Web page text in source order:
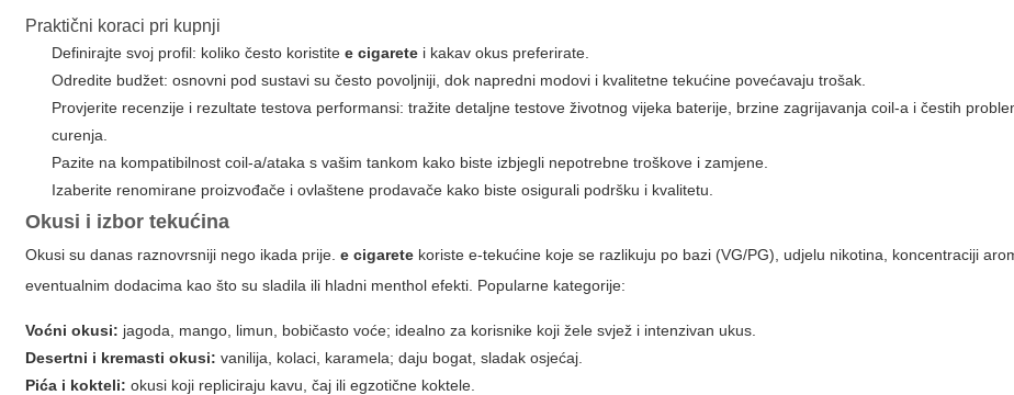
Praktični koraci pri kupnji
Definirajte svoj profil: koliko često koristitee cigarete i kakav okus preferirate.
Odredite budžet: osnovni pod sustavi su često povoljniji, dok napredni modovi i kvalitetne tekućine povećavaju trošak.
Provjerite recenzije i rezultate testova performansi: tražite detaljne testove životnog vijeka baterije, brzine zagrijavanja coil-a i čestih
curenja.
Pazite na kompatibilnost coil-a/ataka s vašim tankom kako biste izbjegli nepotrebne troškove i zamjene.
Izaberite renomirane proizvođače i ovlaštene prodavače kako biste osigurali podršku i kvalitetu.
Okusi i izbor tekućina
Okusi su danas raznovrsniji nego ikada prije.e cigarete koriste e-tekućine koje se razlikuju po bazi (VG/PG), udjelu nikotina, koncentraciji
eventualnim dodacima kao što su sladila ili hladni menthol efekti. Popularne kategorije:
Voćni okusi: jagoda, mango, limun, bobičasto voće; idealno za korisnike koji žele svjež i intenzivan ukus.
Desertni i kremasti okusi: vanilija, kolaci, karamela; daju bogat, sladak osjećaj.
Pića i kokteli: okusi koji repliciraju kavu, čaj ili egzotične koktele.